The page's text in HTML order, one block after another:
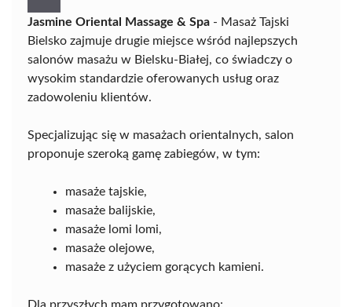
Jasmine Oriental Massage & Spa - Masaż Tajski
Bielsko zajmuje drugie miejsce wśród najlepszych
salonów masażu w Bielsku-Białej, co świadczy o
wysokim standardzie oferowanych usług oraz
zadowoleniu klientów.
Specjalizując się w masażach orientalnych, salon
proponuje szeroką gamę zabiegów, w tym:
masaże tajskie,
masaże balijskie,
masaże lomi lomi,
masaże olejowe,
masaże z użyciem gorących kamieni.